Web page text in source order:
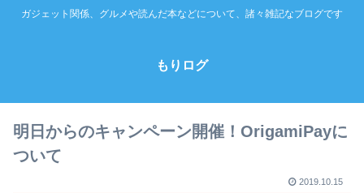
ガジェット関係、グルメや読んだ本などについて、諸々雑記なブログです
もりログ
明日からのキャンペーン開催！OrigamiPayに
ついて
2019.10.15